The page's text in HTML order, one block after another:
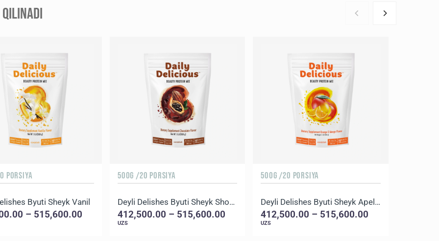
PORSIYA
Byuti Sheyk Vanil
– 515,600.00
500G /20 PORSIYA
Deyli Delishes Byuti Sheyk Shokolad
412,500.00 – 515,600.00
UZS
500G /20 PORSIYA
Deyli Delishes Byuti Sheyk Apelsin-Mango
412,500.00 – 515,600.00
UZS